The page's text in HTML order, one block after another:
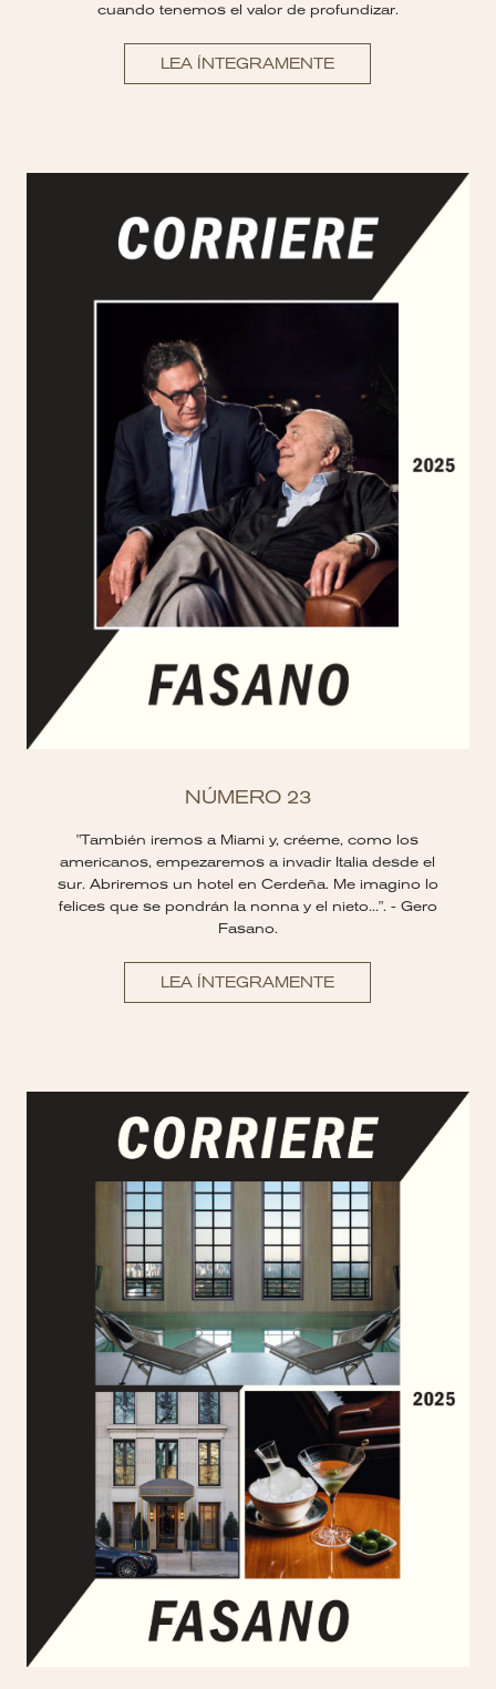
cuando tenemos el valor de profundizar.
LEA ÍNTEGRAMENTE
NÚMERO 23
"También iremos a Miami y, créeme, como los
americanos, empezaremos a invadir Italia desde el
sur. Abriremos un hotel en Cerdeña. Me imagino lo
felices que se pondrán la nonna y el nieto...". - Gero
Fasano.
LEA ÍNTEGRAMENTE